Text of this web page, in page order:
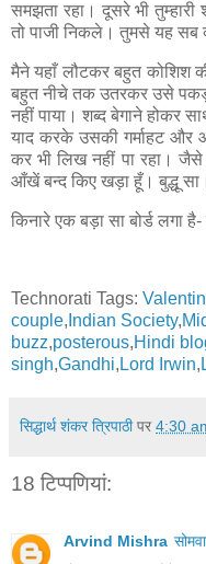
समझता रहा। दूसरे भी
तो पाजी निकले। तुमसे यह सब
मैने यहाँ लौटकर बहुत कोशिश
बहुत नीचे तक उतरकर उसे
नहीं पाया। शब्द बेगाने होकर
याद करके उसकी गर्माहट और
कर भी लिख नहीं पा रहा। जैसे
आँखें बन्द किए खड़ा हूँ। बुद्धू सा।
किनारे एक बड़ा सा बोर्ड लगा है-
Technorati Tags:
couple, Indian Society,
buzz,posterous,Hindi
singh,Gandhi,Lord Irwin,
सिद्धार्थ शंकर त्रिपाठी पर 4:30
18 टिप्‍पणियां:
Arvind Mishra